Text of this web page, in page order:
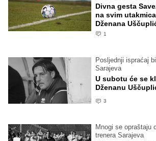
Divna gesta
na svim
Dženana
1
Posljednji ispraćaj
Sarajeva
U subotu će se
Dženanu
3
Mnogi se opraštaju
trenera Sarajeva